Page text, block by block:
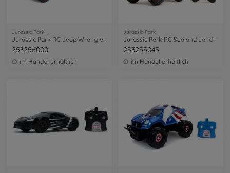
Jurassic Park
253256000
im Handel erhältlich
Jurassic Park
253255045
im Handel erhältlich